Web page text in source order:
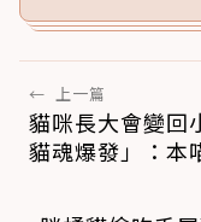
← 上一篇
貓咪長大會變回
貓魂爆發」：本